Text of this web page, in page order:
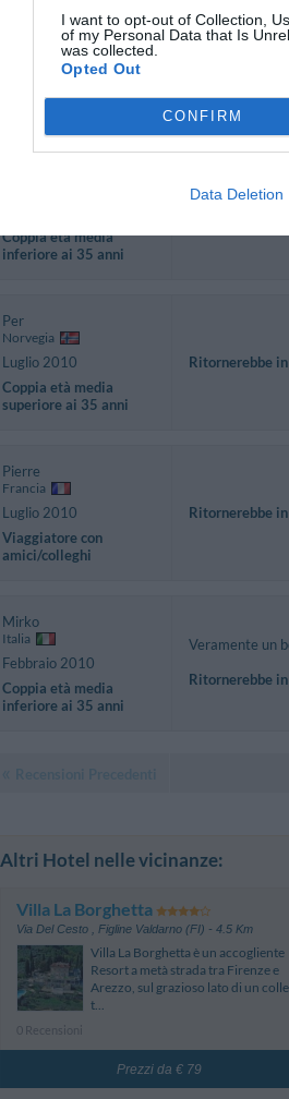
I want to opt-out of Collection,
of my Personal Data that Is
was collected.
Opted Out
CONFIRM
Data Deletion
Settembre 2011
superiore ai 35 anni
Coppia età media
inferiore ai 35 anni
Per
Norvegia
Luglio 2010
Coppia età media
superiore ai 35 anni
Ritornerebbe
Pierre
Francia
Luglio 2010
Viaggiatore con
amici/colleghi
Ritornerebbe
Mirko
Italia
Febbraio 2010
Coppia età media
inferiore ai 35 anni
Veramente un
Ritornerebbe
Altri Hotel nelle vicinanze:
Villa La Borghetta
Via Del Cesto Figline Valdarno (FI) - 4.5 Km
Villa La Borghetta è un accogliente
Resort a metà strada tra Firenze e
Arezzo, sul grazioso lato di un colle
t...
0 Recensioni
Prezzi da € 79